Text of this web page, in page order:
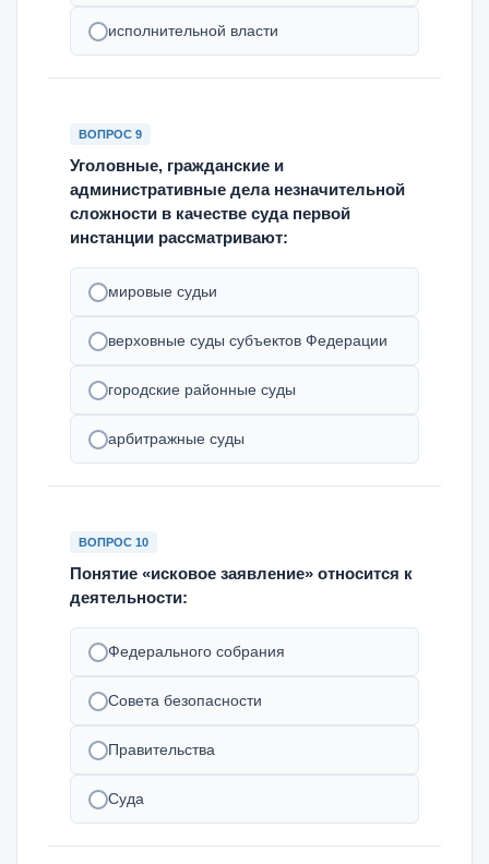
исполнительной власти
ВОПРОС 9
Уголовные, гражданские и
административные дела незначительной
сложности в качестве суда первой
инстанции рассматривают:
мировые судьи
верховные суды субъектов Федерации
городские районные суды
арбитражные суды
ВОПРОС 10
Понятие «исковое заявление» относится к
деятельности:
Федерального собрания
Совета безопасности
Правительства
Суда